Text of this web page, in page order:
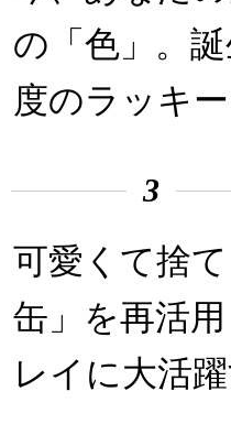
の「色」。
度のラッキ
3
可愛くて捨
缶」を再活
レイに大活